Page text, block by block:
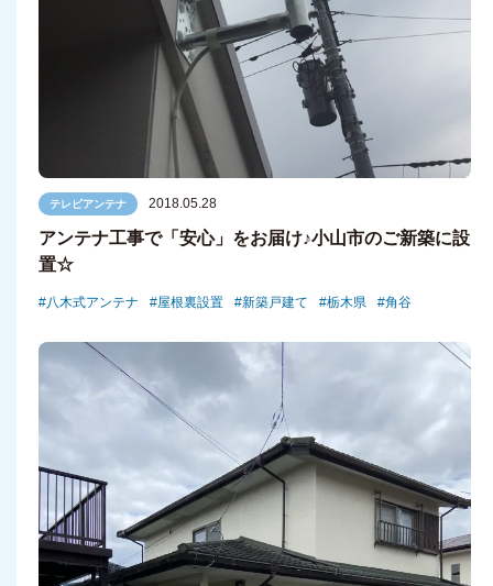
テレビアンテナ 2018.05.28
アンテナ工事で「安心」をお届け♪小山市のご新築に設
置☆
八木式アンテナ 屋根裏設置 新築戸建て 栃木県 角谷